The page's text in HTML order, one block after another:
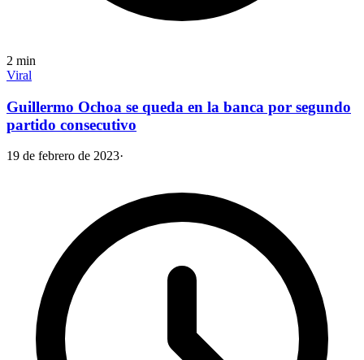
2 min
Viral
Guillermo Ochoa se queda en la banca por segundo
partido consecutivo
19 de febrero de 2023·